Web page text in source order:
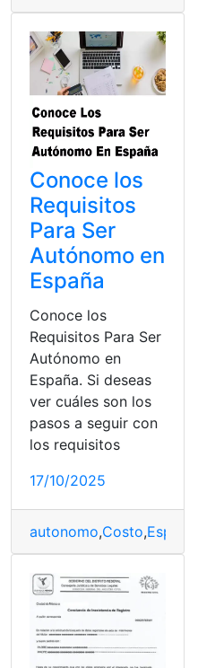
Costo ,incumpliendo,
Conoce los
Requisitos
Para Ser
Autónomo en
España
Conoce los
Requisitos Para Ser
Autónomo en
España. Si deseas
ver cuáles son los
pasos a seguir con
los requisitos
17/10/2025
autonomo,Costo,España